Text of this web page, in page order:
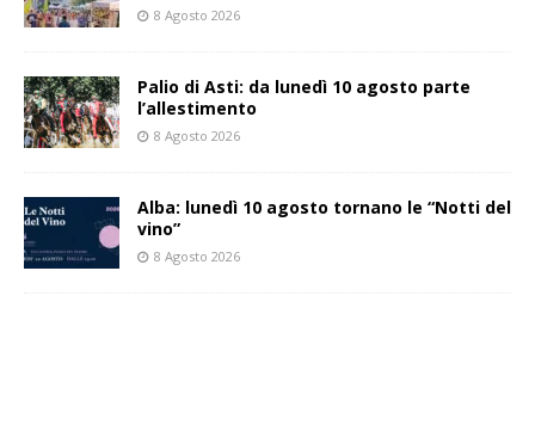
8 Agosto 2026
Palio di Asti: da lunedì 10 agosto parte
l’allestimento
8 Agosto 2026
Alba: lunedì 10 agosto tornano le “Notti del
vino”
8 Agosto 2026